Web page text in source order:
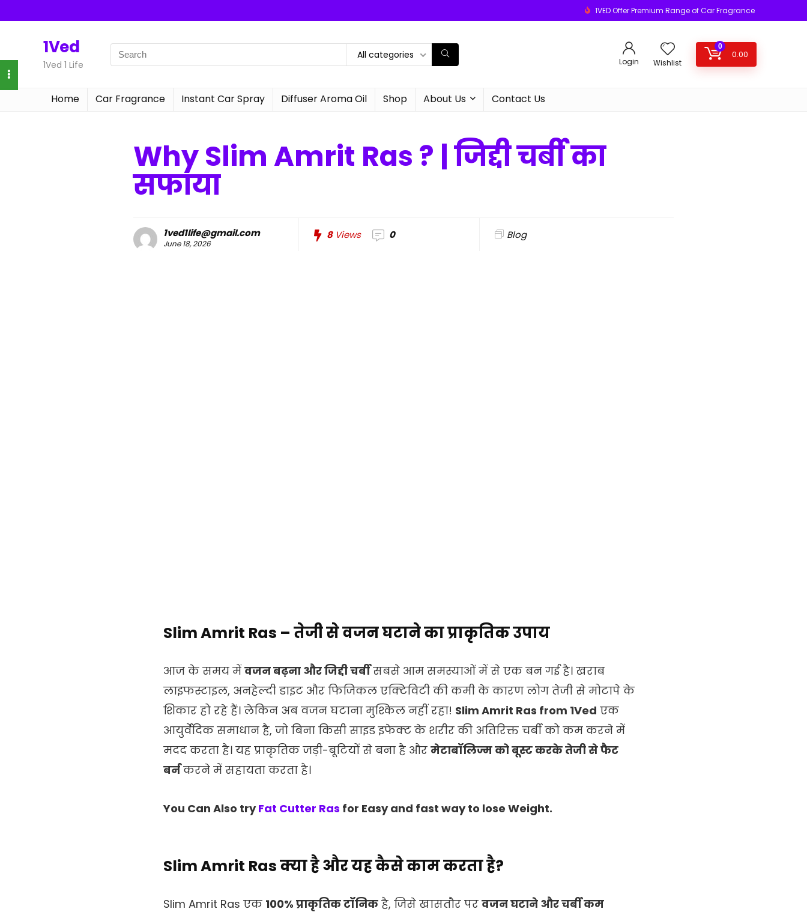
1VED Offer Premium Range of Car Fragrance
1Ved
1Ved 1 Life
All categories
Login Wishlist
0
0.00
Home Car Fragrance Instant Car Spray Diffuser Aroma Oil Shop About Us Contact Us
Why Slim Amrit Ras ? | जिद्दी चर्बी का
सफाया
1ved1life@gmail.com
June 18, 2026
8Views 0 Blog
Slim Amrit Ras – तेजी से वजन घटाने का प्राकृतिक उपाय
आज के समय में वजन बढ़ना और जिद्दी चर्बीसबसे आम समस्याओं में से एक बन गई है। खराब
लाइफस्टाइल, अनहेल्दी डाइट और फिजिकल एक्टिविटी की कमी के कारण लोग तेजी से मोटापे के
शिकार हो रहे हैं। लेकिन अब वजन घटाना मुश्किल नहीं रहा! Slim Amrit Ras from 1Ved एक
आयुर्वेदिक समाधान है, जो बिना किसी साइड इफेक्ट के शरीर की अतिरिक्त चर्बी को कम करने में
मदद करता है। यह प्राकृतिक जड़ी-बूटियों से बना है और मेटाबॉलिज्म को बूस्ट करके तेजी से फैट
बर्नकरने में सहायता करता है।
You Can Also tryFat Cutter Ras for Easy and fast way to lose Weight.
Slim Amrit Ras क्या है और यह कैसे काम करता है?
Slim Amrit Ras एक 100% प्राकृतिक टॉनिक है, जिसे खासतौर पर वजन घटाने और चर्बी कम